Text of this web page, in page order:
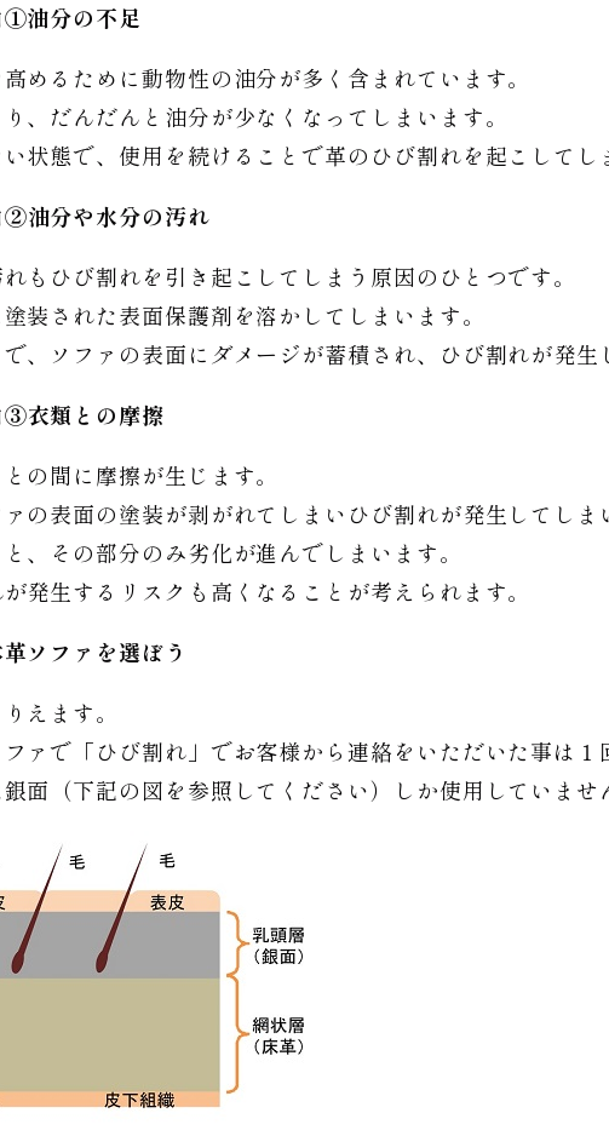
①油分の不足
めるために動物性の油分が多く含まれています。
、だんだんと油分が少なくなってしまいます。
状態で、使用を続けることで革のひび割れを起こしてし
②油分や水分の汚れ
もひび割れを引き起こしてしまう原因のひとつです。
装された表面保護剤を溶かしてしまいます。
、ソファの表面にダメージが蓄積され、ひび割れが発生
③衣類との摩擦
の間に摩擦が生じます。
の表面の塗装が剥がれてしまいひび割れが発生してしま
、その部分のみ劣化が進んでしまいます。
発生するリスクも高くなることが考えられます。
ソファを選ぼう
えます。
ァで「ひび割れ」でお客様から連絡をいただいた事は１
面（下記の図を参照してください）しか使用していませ